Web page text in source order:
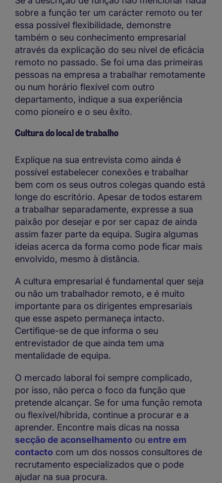
sobre a função ter um carácter remoto ou ter
essa possível flexibilidade, demonstre
também o seu conhecimento empresarial
através da explicação do seu nível de eficácia
remoto no passado. Se foi uma das primeiras
pessoas na empresa a trabalhar remotamente
ou num horário flexível com outro
departamento, indique a sua experiência
como pioneiro e o seu êxito.
Cultura do local de trabalho
Explique na sua entrevista como ainda é
possível estabelecer conexões e trabalhar
bem com os seus outros colegas quando está
longe do escritório. Apesar de todos estarem
a trabalhar separadamente, expresse a sua
paixão por desejar e por ser capaz de ainda
assim fazer parte da equipa. Sugira algumas
ideias acerca da forma como pode ficar mais
envolvido, mesmo à distância.
A cultura empresarial é fundamental quer seja
ou não um trabalhador remoto, e é muito
importante para os dirigentes empresariais
que esse aspeto permaneça intacto.
Certifique-se de que informa o seu
entrevistador de que ainda tem uma
mentalidade de equipa.
O mercado laboral foi sempre complicado,
por isso, não perca o foco da função que
pretende alcançar. Se for uma função remota
ou flexível/híbrida, continue a procurar e a
aprender. Encontre mais dicas na nossa
secção de aconselhamento ou entre em
contacto com um dos nossos consultores de
recrutamento especializados que o pode
ajudar na sua procura.